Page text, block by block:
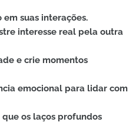
suas interações.
interesse real pela outra
e crie momentos
emocional para lidar com
os laços profundos